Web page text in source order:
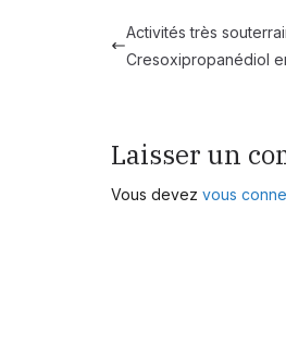
Activités très
Cresoxipropanédiol
Laisser un
Vous devez vous